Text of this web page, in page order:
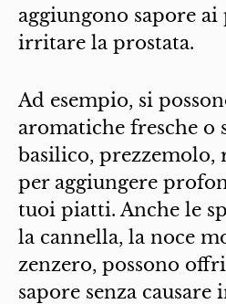
aggiungono sapore ai
irritare la prostata.
Ad esempio, si
aromatiche fresche o
basilico,
per aggiungere
tuoi piatti. Anche le
la cannella, la noce
zenzero, possono
sapore senza causare